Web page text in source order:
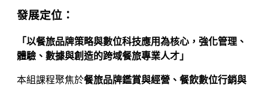
發展定位：
「以餐旅品牌策略與數位科技應用為核心，強化管理、
體驗、數據與創造的跨域餐旅專業人才」
本組課程聚焦於餐旅品牌鑑賞與經營、餐飲數位行銷與